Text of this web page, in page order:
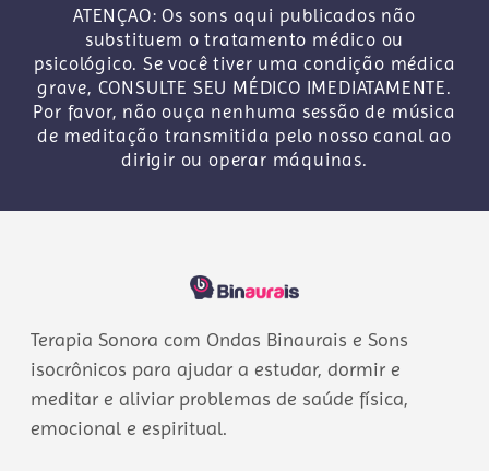
ATENÇAO: Os sons aqui publicados não
substituem o tratamento médico ou
psicológico. Se você tiver uma condição médica
grave, CONSULTE SEU MÉDICO IMEDIATAMENTE.
Por favor, não ouça nenhuma sessão de música
de meditação transmitida pelo nosso canal ao
dirigir ou operar máquinas.
Terapia Sonora com Ondas Binaurais e Sons
isocrônicos para ajudar a estudar, dormir e
meditar e aliviar problemas de saúde física,
emocional e espiritual.